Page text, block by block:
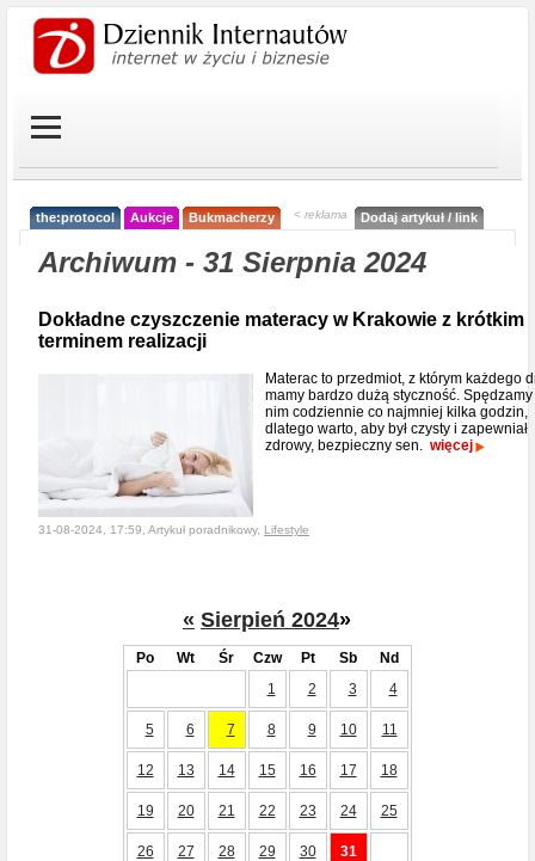
the:protocol Aukcje Bukmacherzy < reklama Dodaj artykuł / link
Archiwum - 31 Sierpnia 2024
Dokładne czyszczenie materacy w Krakowie z krótkim
terminem realizacji
Materac to przedmiot, z którym każdego
mamy bardzo dużą styczność.
nim codziennie co najmniej kilka godzin,
dlatego warto, aby był czysty i zapewniał
zdrowy, bezpieczny sen. więcej
31-08-2024, 17:59, Artykuł poradnikowy, Lifestyle
« Sierpień 2024»
Po Wt Śr Czw Pt Sb
Nd
1
2 3 4
5 6 7 8 9 10 11
12 13 14 15 16 17 18
19 20 21 22 23 24 25
26 27 28 29 30 31